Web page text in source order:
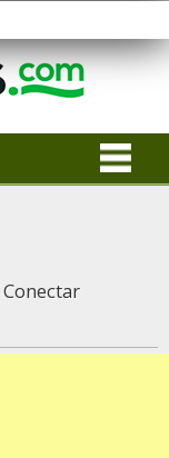
Conectar